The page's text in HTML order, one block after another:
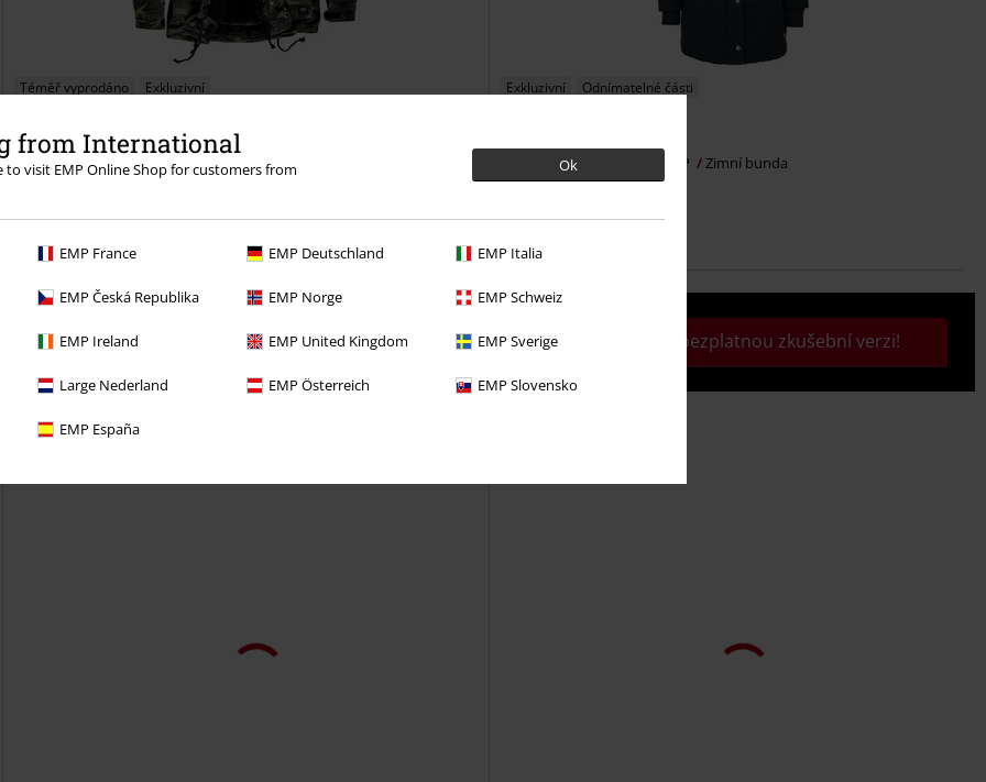
from International
to visit EMP Online Shop for customers from
Ok
EMP France EMP Deutschland EMP Italia
EMP Česká Republika EMP Norge EMP Schweiz
EMP Ireland EMP United Kingdom EMP Sverige
Large Nederland EMP Österreich EMP Slovensko
EMP España
Téměř vyprodáno Exkluzivní
OdKč 3.259,00
Army Field Jacket Black Premium by EMP
Exkluzivní
Odnímatelné části
Dámská parka RED by EMP Zimní bunda
zkušební verzi našeho BACKSTAGE CLUB Aktivujte si svou bezplatnou zkušební verzi!